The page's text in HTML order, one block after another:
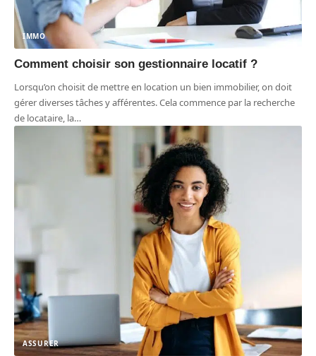
IMMO
Comment choisir son gestionnaire locatif ?
Lorsqu’on choisit de mettre en location un bien immobilier, on doit
gérer diverses tâches y afférentes. Cela commence par la recherche
de locataire, la…
ASSURER